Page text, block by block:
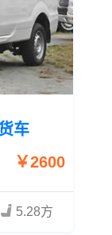
车
￥2600
5.28方